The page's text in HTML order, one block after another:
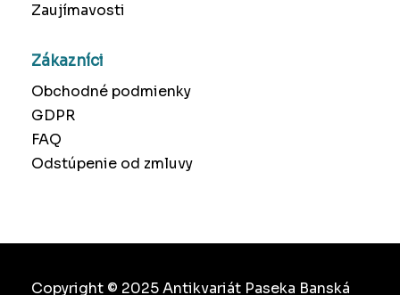
Zaujímavosti
Zákazníci
Obchodné podmienky
GDPR
FAQ
Odstúpenie od zmluvy
Copyright © 2025 Antikvariát Paseka Banská